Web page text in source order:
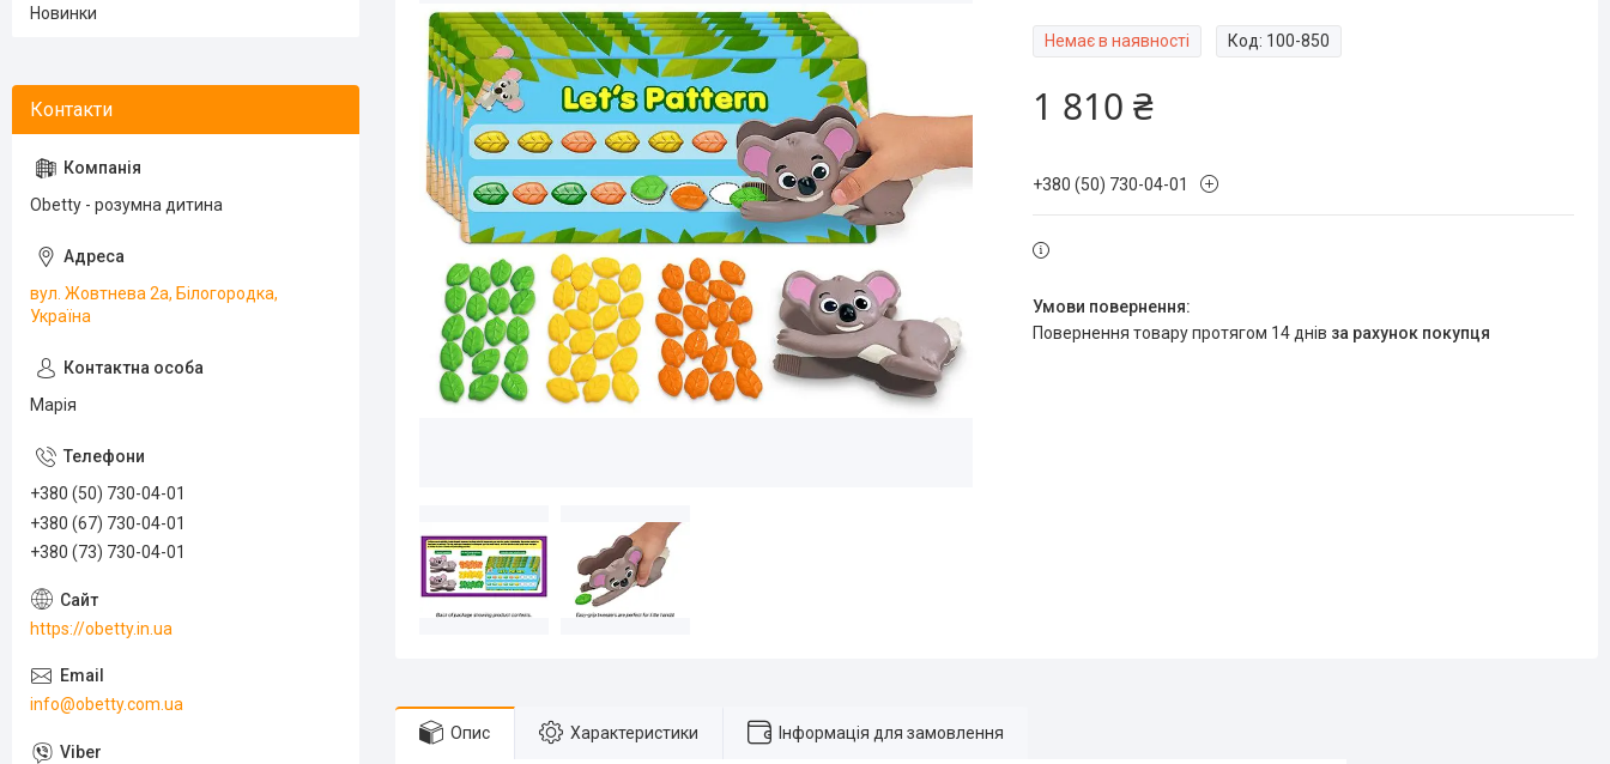
Немає в наявності Код: 100-850
1 810 ₴
+380 (50) 730-04-01
повернення товару протягом 14 днів за рахунок покупця
Опис Характеристики Інформація для замовлення
Новинки
Obetty - розумна дитина
вул. Жовтнева 2а, Білогородка,
Україна
Марія
+380 (50) 730-04-01
+380 (67) 730-04-01
+380 (73) 730-04-01
https://obetty.in.ua
info@obetty.com.ua